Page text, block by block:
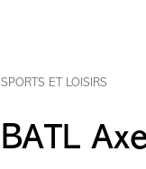
SPORTS ET LOISIRS
BATL